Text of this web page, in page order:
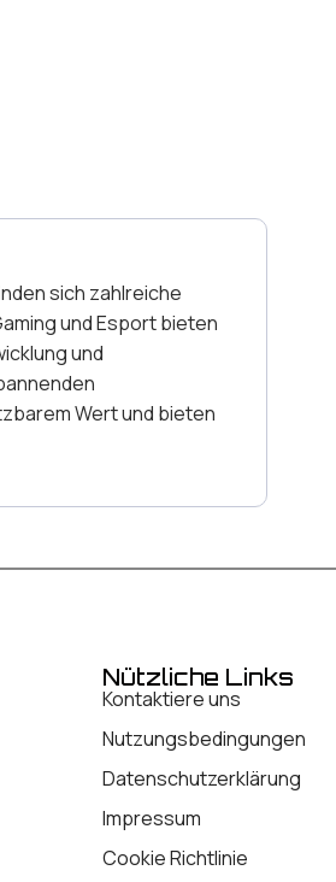
sich zahlreiche
und Esport bieten
und
Wert und bieten
Nützliche Links
Kontaktiere uns
Nutzungsbedingungen
Datenschutzerklärung
Impressum
Cookie Richtlinie